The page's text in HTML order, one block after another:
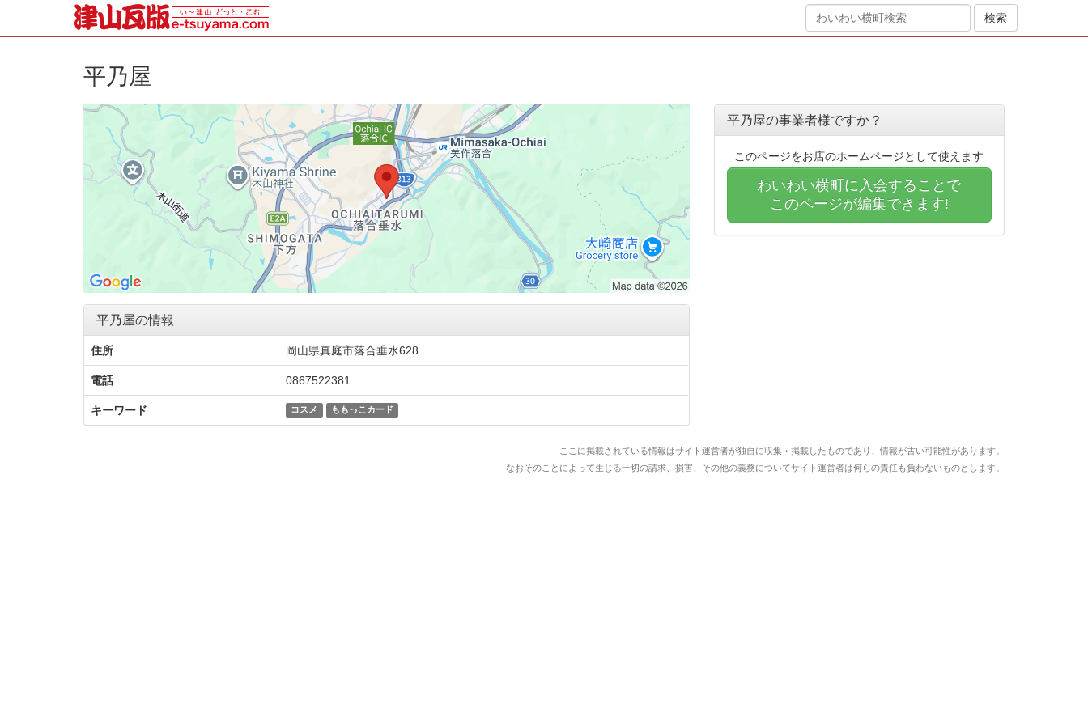
平乃屋
平乃屋の情報
住所 岡山県真庭市落合垂水628
電話 0867522381
キーワード コスメ ももっこカード
平乃屋の事業者様ですか？
このページをお店のホームページとして使えます
わいわい横町に入会することで
このページが編集できます!
ここに掲載されている情報はサイト運営者が独自に収集・掲載したものであり、情報が古い可能性があります。
なおそのことによって生じる一切の請求、損害、その他の義務についてサイト運営者は何らの責任も負わないものとします。